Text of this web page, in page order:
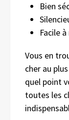
Bien
Facile
Vous en
cher au
quel point
toutes les